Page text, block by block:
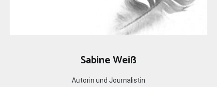
Sabine Weiß
Autorin und Journalistin